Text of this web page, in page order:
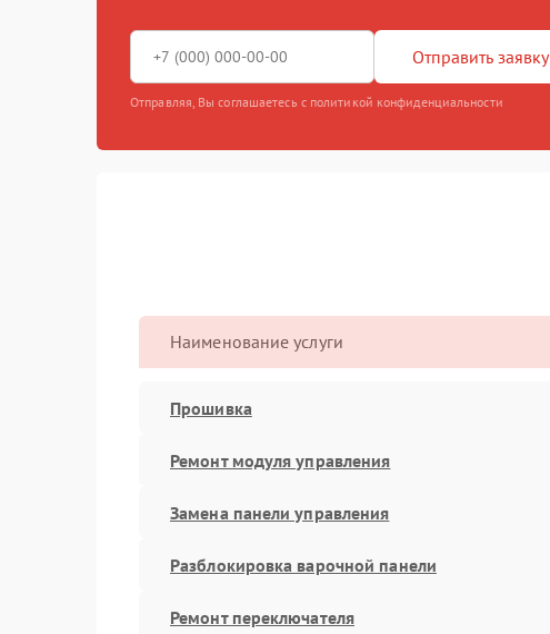
Отправить заявку
Отправляя, Вы соглашаетесь с политикой конфиденциальности
Наименование услуги
Прошивка
Ремонт модуля управления
Замена панели управления
Разблокировка варочной панели
Ремонт переключателя